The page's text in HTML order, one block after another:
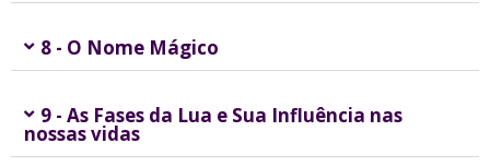
8 - O Nome Mágico
9 - As Fases da Lua e Sua Influência nas
nossas vidas